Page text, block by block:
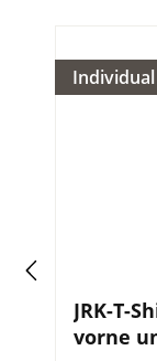
Individual
JRK-T-
vorne